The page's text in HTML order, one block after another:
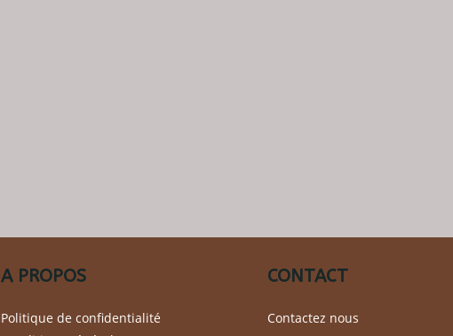
A PROPOS
Politique de confidentialité
CONTACT
Contactez nous